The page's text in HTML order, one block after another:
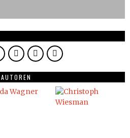
AUTOREN